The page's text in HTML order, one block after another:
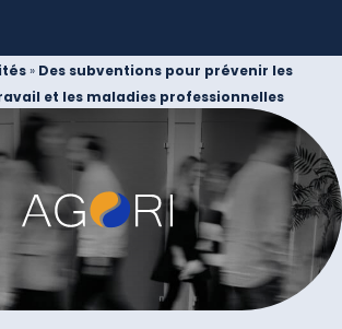
» Des subventions pour prévenir les
et les maladies professionnelles